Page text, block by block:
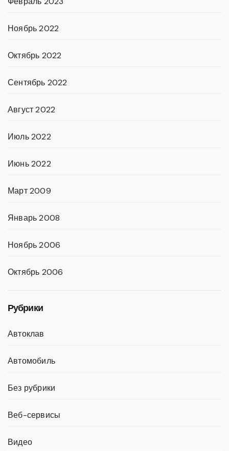
Ноябрь 2022
Октябрь 2022
Сентябрь 2022
Август 2022
Июль 2022
Июнь 2022
Март 2009
Январь 2008
Ноябрь 2006
Октябрь 2006
Рубрики
Автоклав
Автомобиль
Без рубрики
Веб-сервисы
Видео